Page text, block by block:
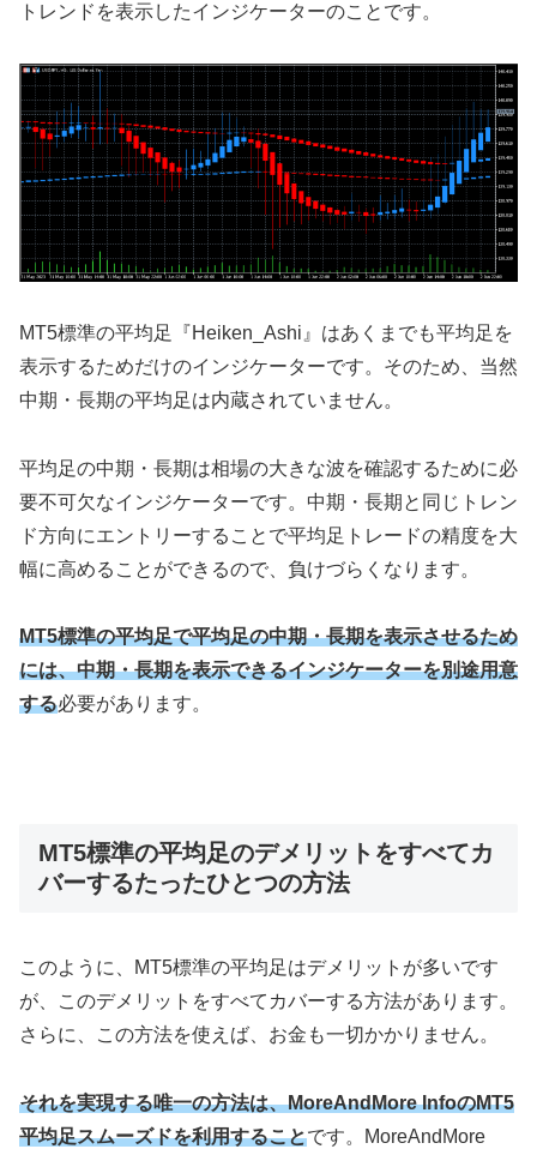
トレンドを表示したインジケーターのことです。
MT5標準の平均足『Heiken_Ashi』はあくまでも平均足を
表示するためだけのインジケーターです。そのため、当然
中期・長期の平均足は内蔵されていません。
平均足の中期・長期は相場の大きな波を確認するために必
要不可欠なインジケーターです。中期・長期と同じトレン
ド方向にエントリーすることで平均足トレードの精度を大
幅に高めることができるので、負けづらくなります。
MT5標準の平均足で平均足の中期・長期を表示させるため
には、中期・長期を表示できるインジケーターを別途用意
する必要があります。
MT5標準の平均足のデメリットをすべてカ
バーするたったひとつの方法
このように、MT5標準の平均足はデメリットが多いです
が、このデメリットをすべてカバーする方法があります。
さらに、この方法を使えば、お金も一切かかりません。
それを実現する唯一の方法は、MoreAndMore InfoのMT5
平均足スムーズドを利用することです。MoreAndMore